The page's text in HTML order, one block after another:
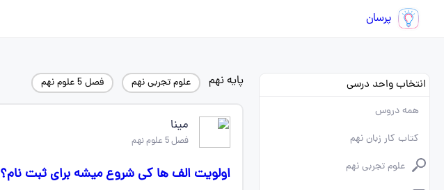
پرسان
انتخاب واحد درسی
همه دروس
کتاب کار زبان نهم
علوم تجربی نهم
پایه نهم علوم تجربی نهم فصل 5 علوم نهم
مینا
فصل 5 علوم نهم
اولویت الف ها کی شروع میشه برای ثبت نام؟